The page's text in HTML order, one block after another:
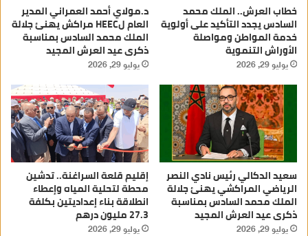
خطاب العرش.. الملك محمد
السادس يجدد التأكيد على أولوية
خدمة المواطن ومواصلة
الأوراش التنموية
يوليو 29, 2026
د.مولاي أحمد العمراني المدير
العام لHEEC مراكش يهنئ جلالة
الملك محمد السادس بمناسبة
ذكرى عيد العرش المجيد
يوليو 29, 2026
سعيد الدكالي رئيس نادي النصر
الرياضي المراكشي يهنئ جلالة
الملك محمد السادس بمناسبة
ذكرى عيد العرش المجيد
يوليو 29, 2026
إقليم قلعة السراغنة.. تدشين
محطة لتحلية المياه وإعطاء
انطلاقة بناء إعداديتين بكلفة
27.3 مليون درهم
يوليو 29, 2026